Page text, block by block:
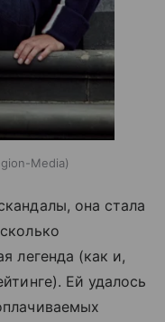
Media
она стала
легенда (как и,
Ей удалось